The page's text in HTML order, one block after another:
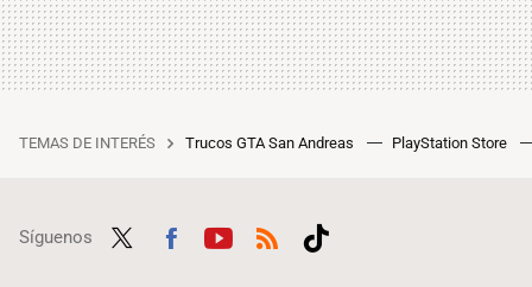
TEMAS DE INTERÉS Trucos GTA San Andreas PlayStation Store
Síguenos